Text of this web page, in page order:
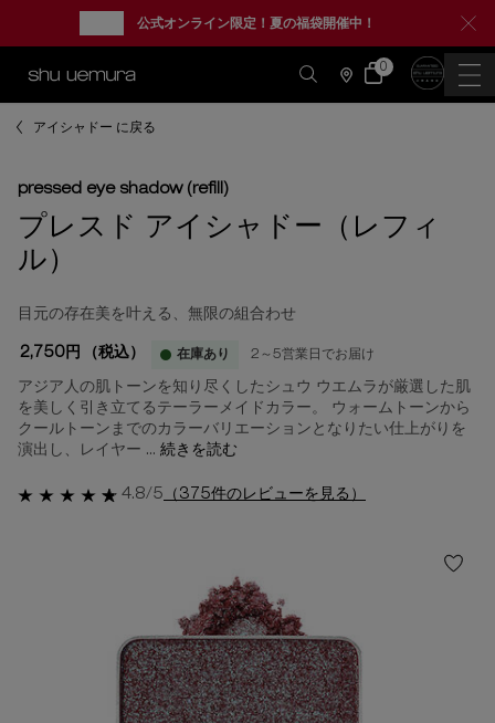
公式オンライン限定！夏の福袋開催中！
店
情
カ 0
0 カート内の製品
アイシャドー に戻る
pressed eye shadow (refill)
プレスド アイシャドー（レフィ
ル）
目元の存在美を叶える、無限の組合わせ
2,750円 （税込） 在庫あり 2～5営業日でお届け
アジア人の肌トーンを知り尽くしたシュウ ウエムラが厳選した肌
を美しく引き立てるテーラーメイドカラー。 ウォームトーンから
クールトーンまでのカラーバリエーションとなりたい仕上がりを
演出し、レイヤー ... 続きを読む
4.8/5 （375件のレビューを見る）